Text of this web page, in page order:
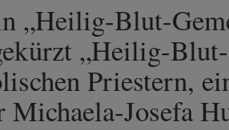
„Heilig-Blut-
„Heilig-
Priestern,
Michaela-Josefa